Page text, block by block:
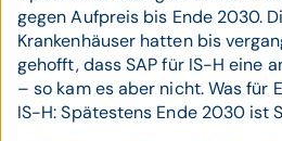
gegen Aufpreis bis Ende 2030.
Krankenhäuser hatten bis
gehofft, dass SAP für IS-H eine
– so kam es aber nicht. Was für
IS-H: Spätestens Ende 2030 ist